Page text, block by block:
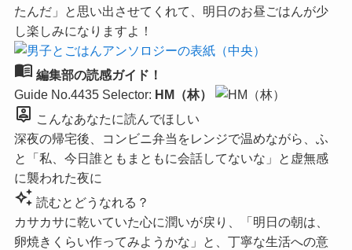
たんだ」と思い出させてくれて、明日のお昼ごはんが少
し楽しみになりますよ！
menu_book 編集部の読感ガイド！
Guide No.4435 Selector: HM（林）
person_pin
こんなあなたに読んでほしい
深夜の帰宅後、コンビニ弁当をレンジで温めながら、ふ
と「私、今日誰ともまともに会話してないな」と虚無感
に襲われた夜に
auto_awesome 読むとどうなれる？
カサカサに乾いていた心に潤いが戻り、「明日の朝は、
卵焼きくらい作ってみようかな」と、丁寧な生活への意